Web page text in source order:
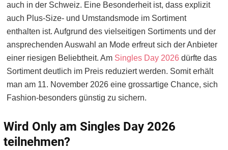
auch in der Schweiz. Eine Besonderheit ist, dass explizit
auch Plus-Size- und Umstandsmode im Sortiment
enthalten ist. Aufgrund des vielseitigen Sortiments und der
ansprechenden Auswahl an Mode erfreut sich der Anbieter
einer riesigen Beliebtheit. Am Singles Day 2026 dürfte das
Sortiment deutlich im Preis reduziert werden. Somit erhält
man am 11. November 2026 eine grossartige Chance, sich
Fashion-besonders günstig zu sichern.
Wird Only am Singles Day 2026
teilnehmen?